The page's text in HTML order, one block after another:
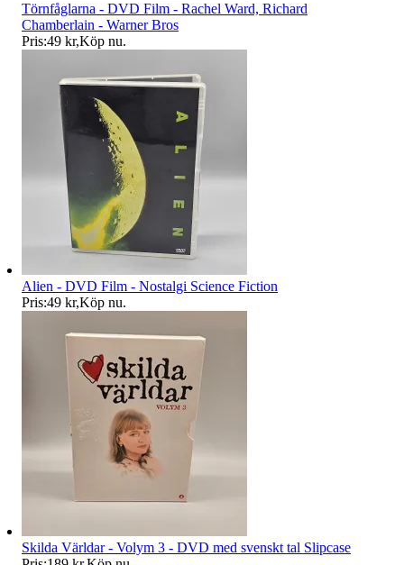
Törnfåglarna - DVD Film - Rachel Ward, Richard
Chamberlain - Warner Bros
Pris:49 kr,Köp nu.
Alien - DVD Film - Nostalgi Science Fiction
Pris:49 kr,Köp nu.
Skilda Världar - Volym 3 - DVD med svenskt tal Slipcase